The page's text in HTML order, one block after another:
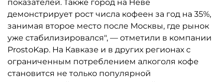
показателей. Также город на Неве
демонстрирует рост числа кофеен за год на 35%,
занимая второе место после Москвы, где рынок
уже стабилизировался", — отметили в компании
ProstoKap. На Кавказе и в других регионах с
ограниченным потреблением алкоголя кофе
становится не только популярной